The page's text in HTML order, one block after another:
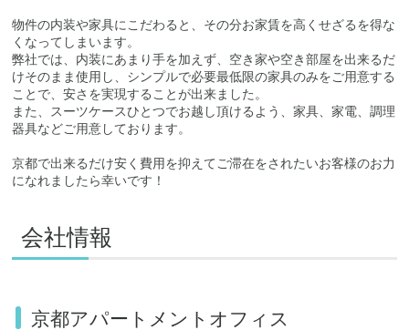
物件の内装や家具にこだわると、その分お家賃を高くせざるを得な
くなってしまいます。
弊社では、内装にあまり手を加えず、空き家や空き部屋を出来るだ
けそのまま使用し、シンプルで必要最低限の家具のみをご用意する
ことで、安さを実現することが出来ました。
また、スーツケースひとつでお越し頂けるよう、家具、家電、調理
器具などご用意しております。
京都で出来るだけ安く費用を抑えてご滞在をされたいお客様のお力
になれましたら幸いです！
会社情報
京都アパートメントオフィス